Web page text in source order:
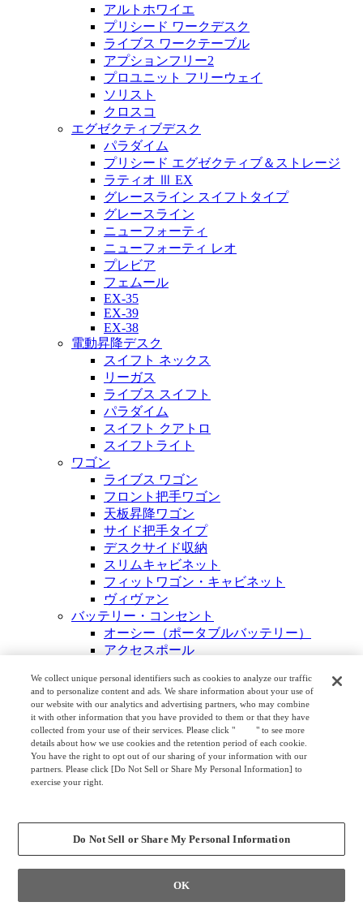
アルトホワイエ
プリシード ワークデスク
ライブス ワークテーブル
アプションフリー2
プロユニット フリーウェイ
ソリスト
クロスコ
エグゼクティブデスク
パラダイム
プリシード エグゼクティブ＆ストレージ
ラティオ Ⅲ EX
グレースライン スイフトタイプ
グレースライン
ニューフォーティ
ニューフォーティ レオ
プレビア
フェムール
EX-35
EX-39
EX-38
電動昇降デスク
スイフト ネックス
リーガス
ライブス スイフト
パラダイム
スイフト クアトロ
スイフトライト
ワゴン
ライブス ワゴン
フロント把手ワゴン
天板昇降ワゴン
サイド把手タイプ
デスクサイド収納
スリムキャビネット
フィットワゴン・キャビネット
ヴィヴァン
バッテリー・コンセント
オーシー（ポータブルバッテリー）
アクセスポール
デスク周辺オプション
4EA1 モニターアーム
ZG1ディスプレイアーム
フロー
プレール
LEDタスクライト
集中パネル
モニタースタンド
ツールラック
ツールツリー
アクセサリーキット
ケーブルケース
We collect unique personal identifiers such as cookies to analyze our traffic
and to personalize content and ads. We share information about your use of
our website with our analytics and advertising partners, who may combine
it with other information that you have provided to them or that they have
collected from your use of their services. Please click "
here" to see more
details about how we use cookies and the retention period of each cookie.
You have the right to opt out of our sharing of your information with our
partners. Please click [Do Not Sell or Share My Personal Information] to
exercise your right.
Do Not Sell or Share My Personal Information
OK